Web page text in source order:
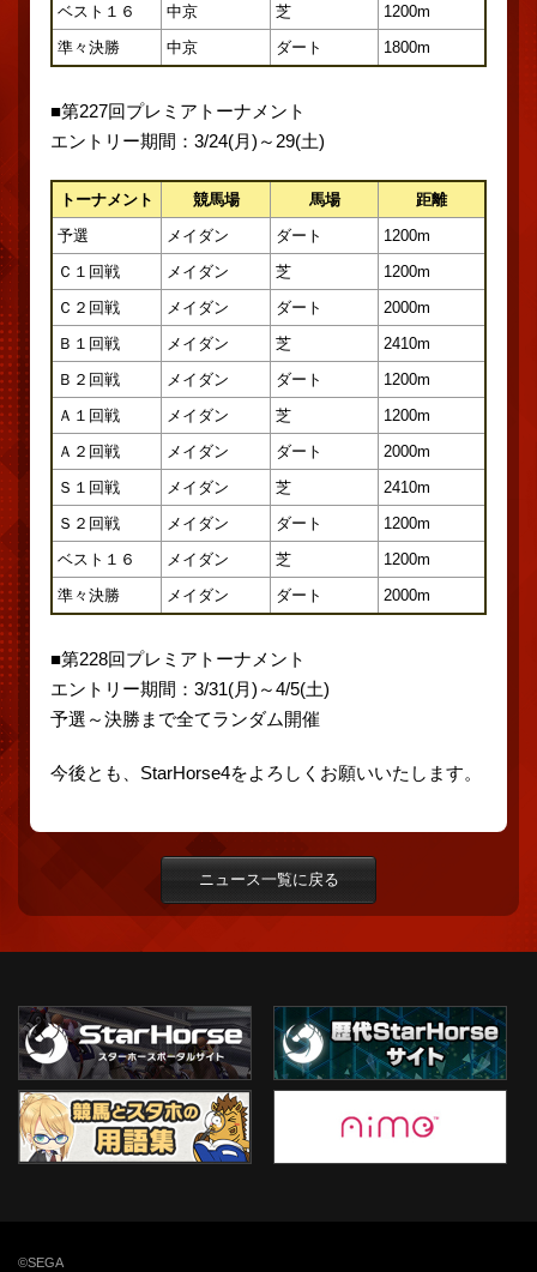
ベスト１６
中京 芝
1200m
準々決勝
中京 ダート 1800m
■第227回プレミアトーナメント
エントリー期間：3/24(月)～29(土)
トーナメント 競馬場 馬場
距離
予選
メイダン ダート
1200m
Ｃ１回戦
メイダン 芝
1200m
Ｃ２回戦
メイダン ダート
2000m
Ｂ１回戦
メイダン 芝
2410m
Ｂ２回戦
メイダン ダート
1200m
Ａ１回戦
メイダン 芝
1200m
Ａ２回戦
メイダン ダート
2000m
Ｓ１回戦
メイダン 芝
2410m
Ｓ２回戦
メイダン ダート
1200m
ベスト１６
メイダン 芝
1200m
準々決勝
メイダン ダート 2000m
■第228回プレミアトーナメント
エントリー期間：3/31(月)～4/5(土)
予選～決勝まで全てランダム開催
今後とも、StarHorse4をよろしくお願いいたします。
ニュース一覧に戻る
©SEGA